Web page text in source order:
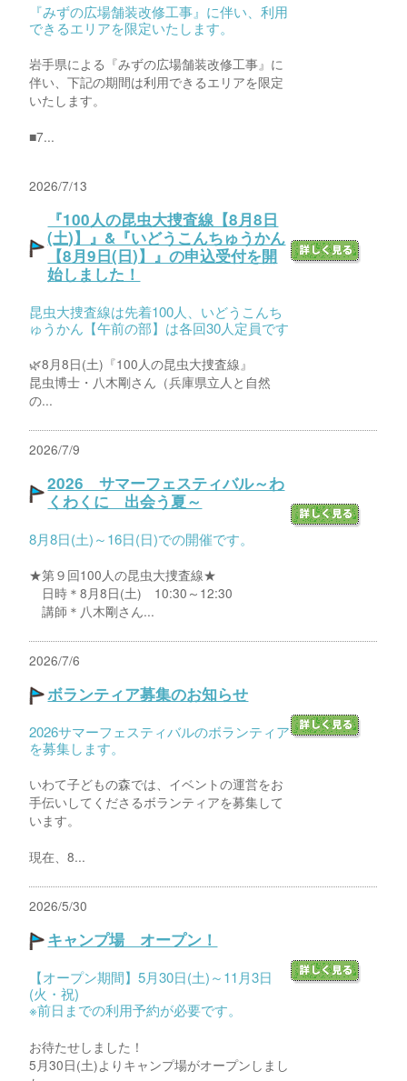
『みずの広場舗装改修工事』に伴い、利用
できるエリアを限定いたします。
岩手県による『みずの広場舗装改修工事』に
伴い、下記の期間は利用できるエリアを限定
いたします。
■7...
2026/7/13
『100人の昆虫大捜査線【8月8日
(土)】』&『いどうこんちゅうかん
【8月9日(日)】』の申込受付を開
始しました！
昆虫大捜査線は先着100人、いどうこんち
ゅうかん【午前の部】は各回30人定員です
🌿8月8日(土)『100人の昆虫大捜査線』
昆虫博士・八木剛さん（兵庫県立人と自然
の...
2026/7/9
2026 サマーフェスティバル～わ
くわくに 出会う夏～
8月8日(土)～16日(日)での開催です。
★第９回100人の昆虫大捜査線★
日時＊8月8日(土) 10:30～12:30
講師＊八木剛さん...
2026/7/6
ボランティア募集のお知らせ
2026サマーフェスティバルのボランティア
を募集します。
いわて子どもの森では、イベントの運営をお
手伝いしてくださるボランティアを募集して
います。
現在、8...
2026/5/30
キャンプ場 オープン！
【オープン期間】5月30日(土)～11月3日
(火・祝)
※前日までの利用予約が必要です。
お待たせしました！
5月30日(土)よりキャンプ場がオープンしまし